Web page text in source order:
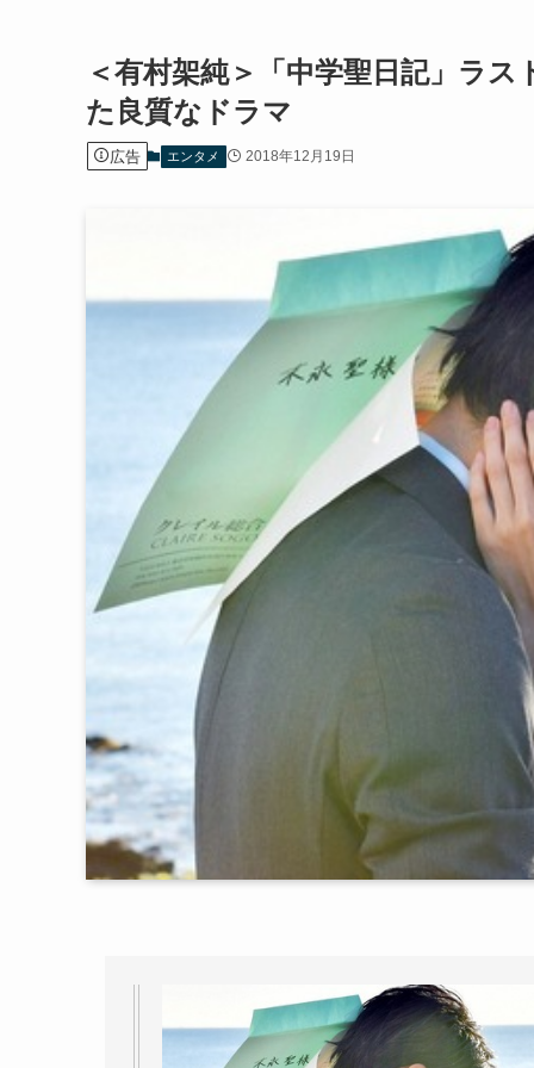
＜有村架純＞「中学聖日記」ラ
た良質なドラマ
広告 エンタメ 2018年12月19日